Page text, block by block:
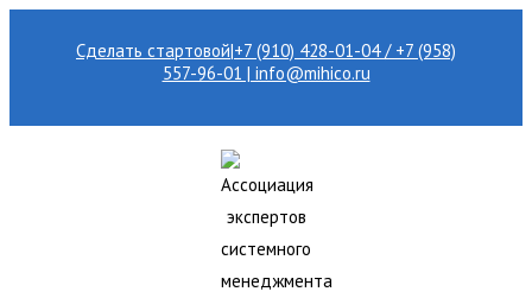
Сделать стартовой|+7 (910) 428-01-04 / +7 (958)
557-96-01 | info@mihico.ru